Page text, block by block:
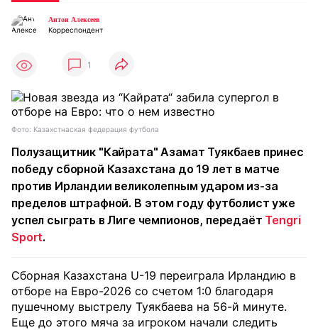
Антон Алексеев
Корреспондент
1
Фото: Казахстнаская федерация футбола
Полузащитник "Кайрата" Азамат Туякбаев принес
победу сборной Казахстана до 19 лет в матче
против Ирландии великолепным ударом из-за
пределов штрафной. В этом году футболист уже
успел сыграть в Лиге чемпионов, передаёт Tengri
Sport.
Сборная Казахстана U-19 переиграла Ирландию в
отборе на Евро-2026 со счетом 1:0 благодаря
пушечному выстрелу Туякбаева на 56-й минуте.
Еще до этого мяча за игроком начали следить